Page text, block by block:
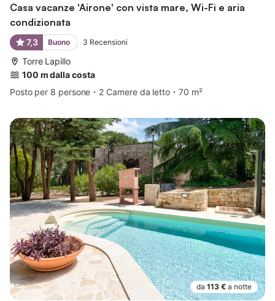
Casa vacanze 'Airone' con vista mare, Wi-Fi e aria
condizionata
7,3 Buono 3 Recensioni
Torre Lapillo
100 m dalla costa
Posto per 8 persone
2 Camere da letto 70 m²
da 113 € a notte